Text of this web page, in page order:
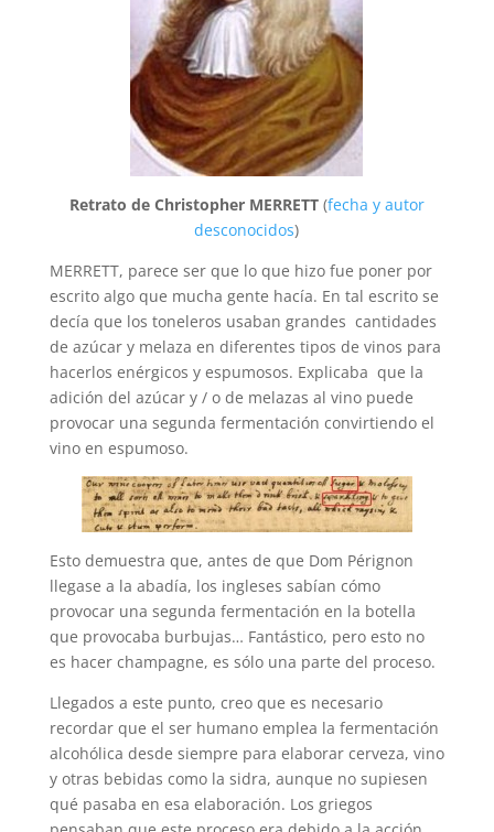
Retrato de Christopher MERRETT(fecha y autor
desconocidos)
MERRETT, parece ser que lo que hizo fue poner por
escrito algo que mucha gente hacía. En tal escrito se
decía que los toneleros usaban grandes cantidades
de azúcar y melaza en diferentes tipos de vinos para
hacerlos enérgicos y espumosos. Explicaba que la
adición del azúcar y / o de melazas al vino puede
provocar una segunda fermentación convirtiendo el
vino en espumoso.
Esto demuestra que, antes de que Dom Pérignon
llegase a la abadía, los ingleses sabían cómo
provocar una segunda fermentación en la botella
que provocaba burbujas… Fantástico, pero esto no
es hacer champagne, es sólo una parte del proceso.
Llegados a este punto, creo que es necesario
recordar que el ser humano emplea la fermentación
alcohólica desde siempre para elaborar cerveza, vino
y otras bebidas como la sidra, aunque no supiesen
qué pasaba en esa elaboración. Los griegos